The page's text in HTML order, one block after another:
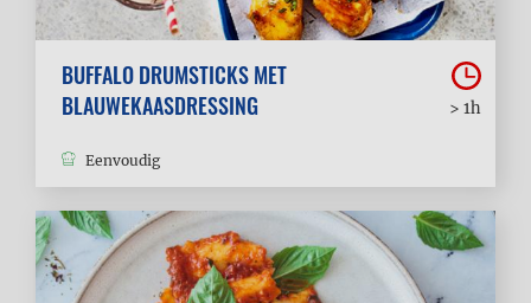
BUFFALO DRUMSTICKS MET
BLAUWEKAASDRESSING
> 1h
Eenvoudig